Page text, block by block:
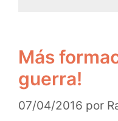
Más
guerra!
07/04/2016 por